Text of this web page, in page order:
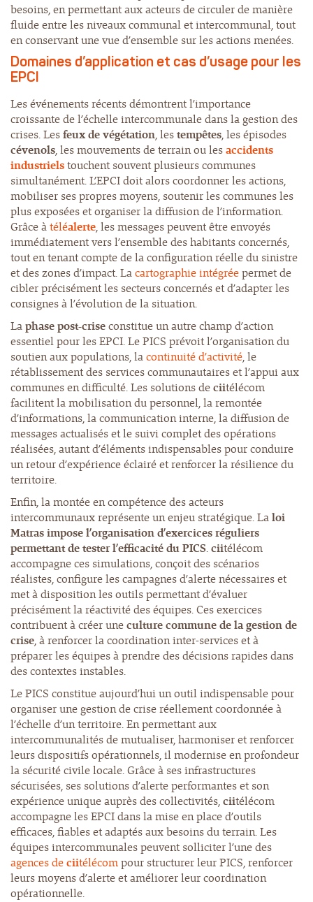
besoins, en permettant aux acteurs de circuler de manière
fluide entre les niveaux communal et intercommunal, tout
en conservant une vue d’ensemble sur les actions menées.
Domaines d’application et cas d’usage pour les
EPCI
Les événements récents démontrent l’importance
croissante de l’échelle intercommunale dans la gestion des
crises. Lesfeux de végétation, lestempêtes, les épisodes
cévenols, les mouvements de terrain ou lesaccidents
industrielstouchent souvent plusieurs communes
simultanément. L’EPCI doit alors coordonner les actions,
mobiliser ses propres moyens, soutenir les communes les
plus exposées et organiser la diffusion de l’information.
Grâce àtéléalerte, les messages peuvent être envoyés
immédiatement vers l’ensemble des habitants concernés,
tout en tenant compte de la configuration réelle du sinistre
et des zones d’impact. Lacartographie intégréepermet de
cibler précisément les secteurs concernés et d’adapter les
consignes à l’évolution de la situation.
Laphase post-criseconstitue un autre champ d’action
essentiel pour les EPCI. Le PICS prévoit l’organisation du
soutien aux populations, lacontinuité d’activité, le
rétablissement des services communautaires et l’appui aux
communes en difficulté. Les solutions deciitélécom
facilitent la mobilisation du personnel, la remontée
d’informations, la communication interne, la diffusion de
messages actualisés et le suivi complet des opérations
réalisées, autant d’éléments indispensables pour conduire
un retour d’expérience éclairé et renforcer la résilience du
territoire.
Enfin, la montée en compétence des acteurs
intercommunaux représente un enjeu stratégique. Laloi
Matras impose l’organisation d’exercices réguliers
permettant de tester l’efficacité du PICS.ciitélécom
accompagne ces simulations, conçoit des scénarios
réalistes, configure les campagnes d’alerte nécessaires et
met à disposition les outils permettant d’évaluer
précisément la réactivité des équipes. Ces exercices
contribuent à créer uneculture commune de la gestion de
crise, à renforcer la coordination inter-services et à
préparer les équipes à prendre des décisions rapides dans
des contextes instables.
Le PICS constitue aujourd’hui un outil indispensable pour
organiser une gestion de crise réellement coordonnée à
l’échelle d’un territoire. En permettant aux
intercommunalités de mutualiser, harmoniser et renforcer
leurs dispositifs opérationnels, il modernise en profondeur
la sécurité civile locale. Grâce à ses infrastructures
sécurisées, ses solutions d’alerte performantes et son
expérience unique auprès des collectivités,ciitélécom
accompagne les EPCI dans la mise en place d’outils
efficaces, fiables et adaptés aux besoins du terrain. Les
équipes intercommunales peuvent solliciter l’une des
agences deciitélécompour structurer leur PICS, renforcer
leurs moyens d’alerte et améliorer leur coordination
opérationnelle.